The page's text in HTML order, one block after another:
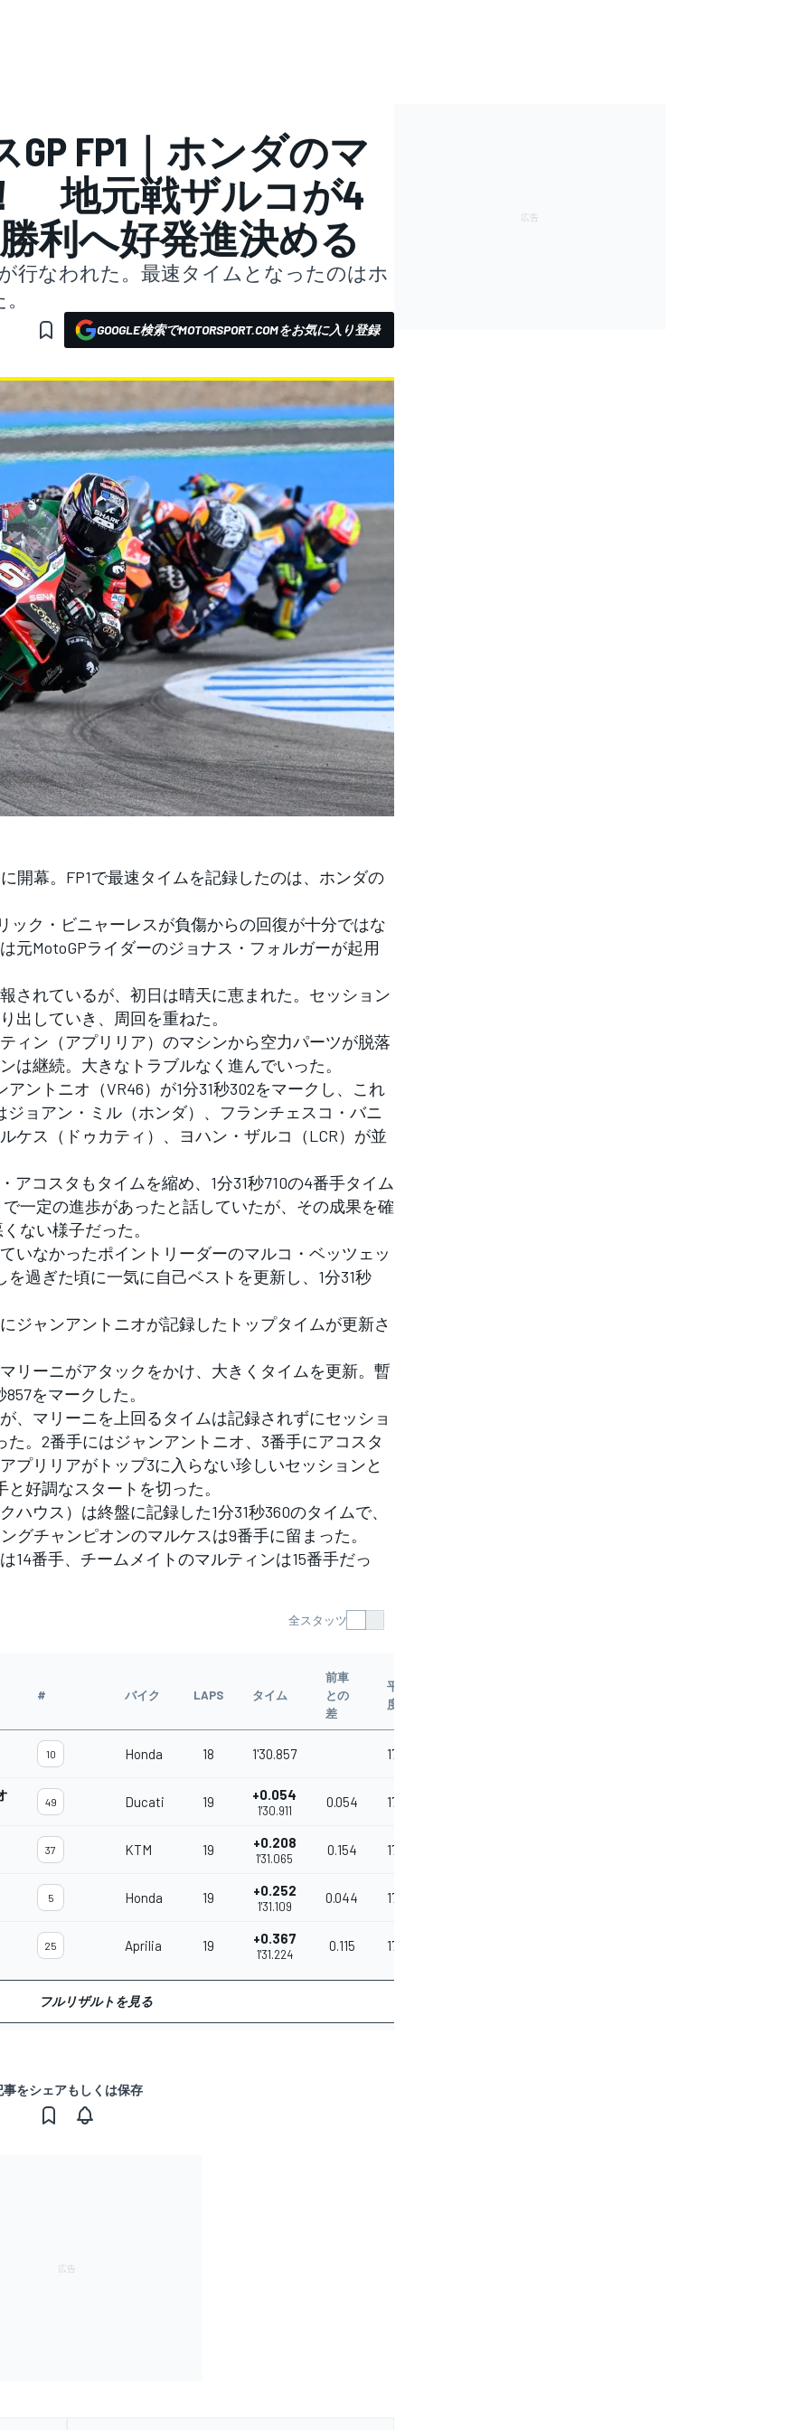
GP FP1｜ホンダのマ
地元戦ザルコが4
利へ好発進決める
が行なわれた。最速タイムとなったのはホ
GOOGLE検索でMOTORSPORT.COMをお気に入り登録
開幕。FP1で最速タイムを記録したのは、ホンダの
ク・ビニャーレスが負傷からの回復が十分ではな
元MotoGPライダーのジョナス・フォルガーが起用
れているが、初日は晴天に恵まれた。セッション
出していき、周回を重ねた。
ン（アプリリア）のマシンから空力パーツが脱落
は継続。大きなトラブルなく進んでいった。
ントニオ（VR46）が1分31秒302をマークし、これ
ョアン・ミル（ホンダ）、フランチェスコ・バニ
ケス（ドゥカティ）、ヨハン・ザルコ（LCR）が並
コスタもタイムを縮め、1分31秒710の4番手タイム
一定の進歩があったと話していたが、その成果を確
ない様子だった。
なかったポイントリーダーのマルコ・ベッツェッ
過ぎた頃に一気に自己ベストを更新し、1分31秒
ャンアントニオが記録したトップタイムが更新さ
ーニがアタックをかけ、大きくタイムを更新。暫
をマークした。
マリーニを上回るタイムは記録されずにセッショ
。2番手にはジャンアントニオ、3番手にアコスタ
プリリアがトップ3に入らない珍しいセッションと
好調なスタートを切った。
ウス）は終盤に記録した1分31秒360のタイムで、
グチャンピオンのマルケスは9番手に留まった。
番手、チームメイトのマルティンは15番手だっ
全スタッツ
# バイク LAPS タイム
前車
との
差
平均速
度
10 Honda 18 1'30.857 176.004
49 Ducati 19 +0.054
1'30.911
0.054 175.899
37 KTM 19 +0.208
1'31.065
0.154 175.602
5 Honda 19 +0.252
1'31.109
0.044 175.517
25 Aprilia 19 +0.367
1'31.224
0.115 175.295
フルリザルトを見る
事をシェアもしくは保存